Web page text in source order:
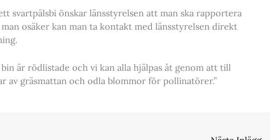
svartpälsbi önskar länsstyrelsen att man ska rapportera
osäker kan man ta kontakt med länsstyrelsen direkt
bin är rödlistade och vi kan alla hjälpas åt genom att till
av gräsmattan och odla blommor för pollinatörer.”